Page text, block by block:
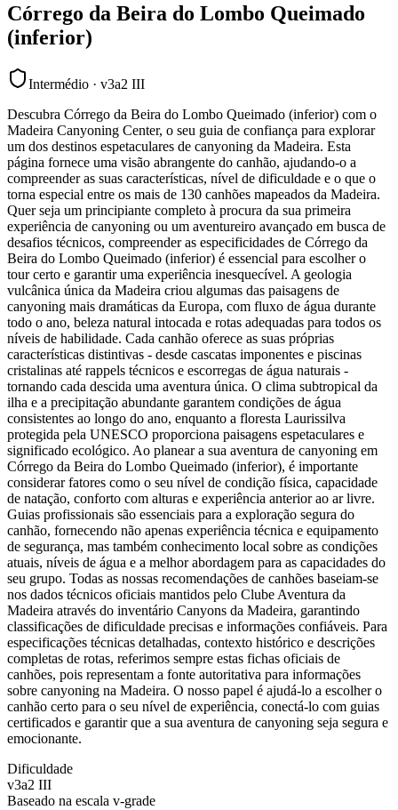
Córrego da Beira do Lombo Queimado
(inferior)
Intermédio · v3a2 III
Descubra Córrego da Beira do Lombo Queimado (inferior) com o
Madeira Canyoning Center, o seu guia de confiança para explorar
um dos destinos espetaculares de canyoning da Madeira. Esta
página fornece uma visão abrangente do canhão, ajudando-o a
compreender as suas características, nível de dificuldade e o que o
torna especial entre os mais de 130 canhões mapeados da Madeira.
Quer seja um principiante completo à procura da sua primeira
experiência de canyoning ou um aventureiro avançado em busca de
desafios técnicos, compreender as especificidades de Córrego da
Beira do Lombo Queimado (inferior) é essencial para escolher o
tour certo e garantir uma experiência inesquecível. A geologia
vulcânica única da Madeira criou algumas das paisagens de
canyoning mais dramáticas da Europa, com fluxo de água durante
todo o ano, beleza natural intocada e rotas adequadas para todos os
níveis de habilidade. Cada canhão oferece as suas próprias
características distintivas - desde cascatas imponentes e piscinas
cristalinas até rappels técnicos e escorregas de água naturais -
tornando cada descida uma aventura única. O clima subtropical da
ilha e a precipitação abundante garantem condições de água
consistentes ao longo do ano, enquanto a floresta Laurissilva
protegida pela UNESCO proporciona paisagens espetaculares e
significado ecológico. Ao planear a sua aventura de canyoning em
Córrego da Beira do Lombo Queimado (inferior), é importante
considerar fatores como o seu nível de condição física, capacidade
de natação, conforto com alturas e experiência anterior ao ar livre.
Guias profissionais são essenciais para a exploração segura do
canhão, fornecendo não apenas experiência técnica e equipamento
de segurança, mas também conhecimento local sobre as condições
atuais, níveis de água e a melhor abordagem para as capacidades do
seu grupo. Todas as nossas recomendações de canhões baseiam-se
nos dados técnicos oficiais mantidos pelo Clube Aventura da
Madeira através do inventário Canyons da Madeira, garantindo
classificações de dificuldade precisas e informações confiáveis. Para
especificações técnicas detalhadas, contexto histórico e descrições
completas de rotas, referimos sempre estas fichas oficiais de
canhões, pois representam a fonte autoritativa para informações
sobre canyoning na Madeira. O nosso papel é ajudá-lo a escolher o
canhão certo para o seu nível de experiência, conectá-lo com guias
certificados e garantir que a sua aventura de canyoning seja segura e
emocionante.
Dificuldade
v3a2 III
Baseado na escala v-grade